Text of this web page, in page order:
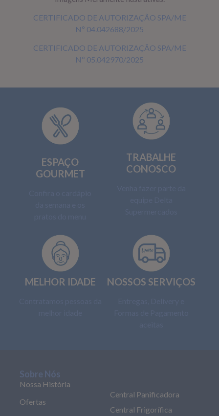
CERTIFICADO DE AUTORIZAÇÃO SPA/ME
Nº 04.042688/2025
CERTIFICADO DE AUTORIZAÇÃO SPA/ME
Nº 05.042970/2025
ESPAÇO
GOURMET
TRABALHE
CONOSCO
MELHOR IDADE NOSSOS SERVIÇOS
Sobre Nós
Nossa História
Ofertas
Central Panificadora
Central Frigorífica